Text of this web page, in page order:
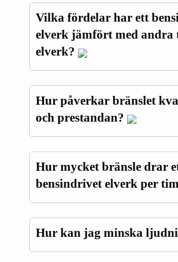
Vilka fördelar har ett
elverk jämfört med andra
elverk?
Hur påverkar bränslet
och prestandan?
Hur mycket bränsle drar
bensindrivet elverk per
Hur kan jag minska